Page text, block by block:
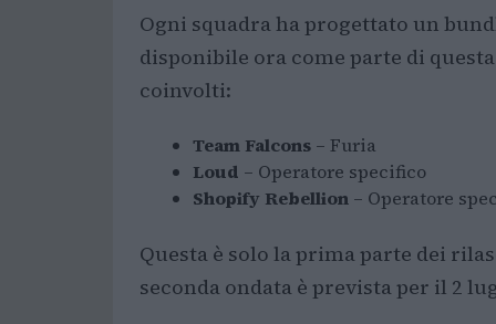
Ogni squadra ha progettato un
disponibile ora come parte di
coinvolti:
Team Falcons – Furia
Loud – Operatore specifico
Shopify Rebellion – Operatore
Questa è solo la prima parte dei
seconda ondata è prevista per il 2